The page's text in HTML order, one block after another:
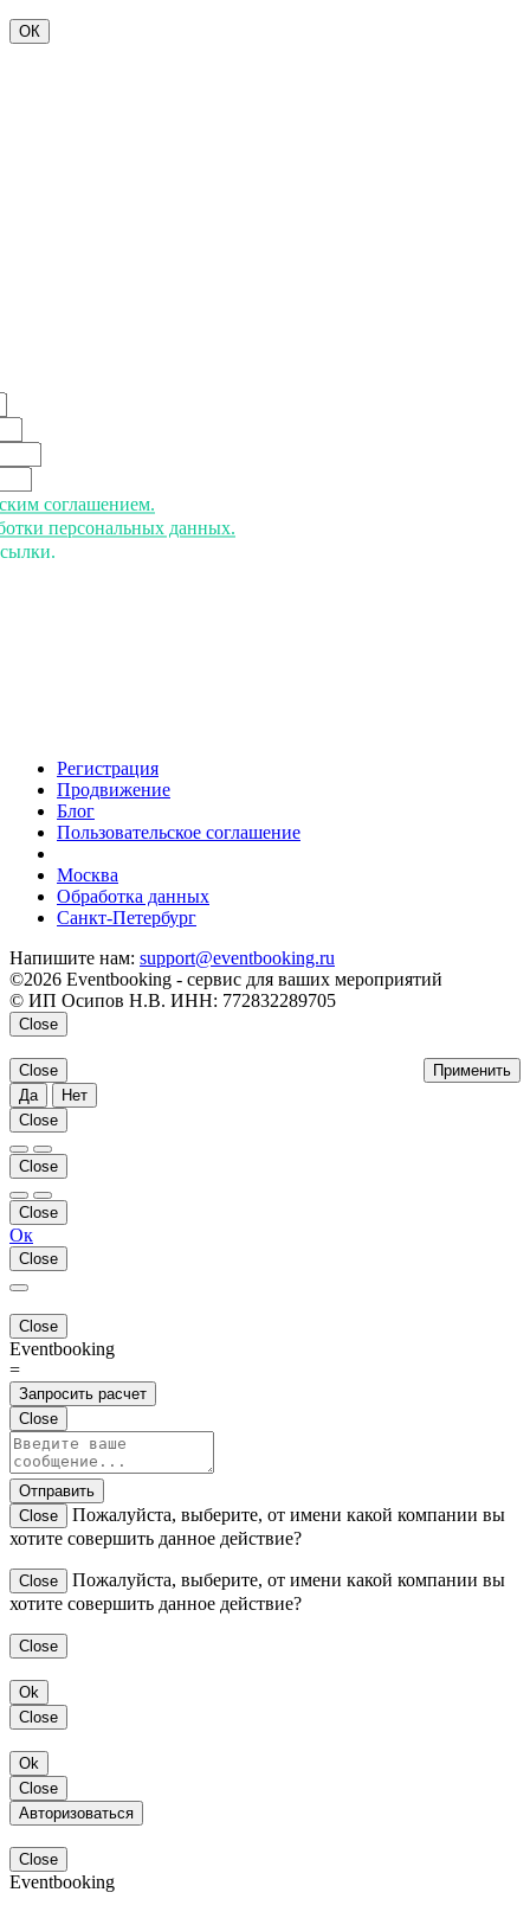
ОК
соглашением.
персональных данных.
Регистрация
Продвижение
Блог
Пользовательское соглашение
Москва
Обработка данных
Санкт-Петербург
Напишите нам: support@eventbooking.ru
©2026 Eventbooking - сервис для ваших мероприятий
© ИП Осипов Н.В. ИНН: 772832289705
Close
Применить
Close
Да
Нет
Close
Close
Close
Ок
Close
Close
Eventbooking
=
Запросить расчет
Close
Отправить
Close
Пожалуйста, выберите, от имени какой компании вы
хотите совершить данное действие?
Close
Пожалуйста, выберите, от имени какой компании вы
хотите совершить данное действие?
Close
Ok
Close
Ok
Close
Авторизоваться
Close
Eventbooking